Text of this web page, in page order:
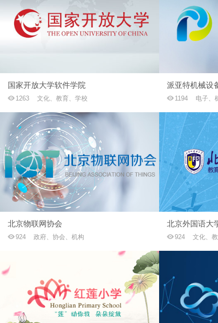
国家开放大学软件学院
1263 文化、教育、学校
派亚特机械设
1194 电子、
北京物联网协会
924 政府、协会、机构 924 文化、